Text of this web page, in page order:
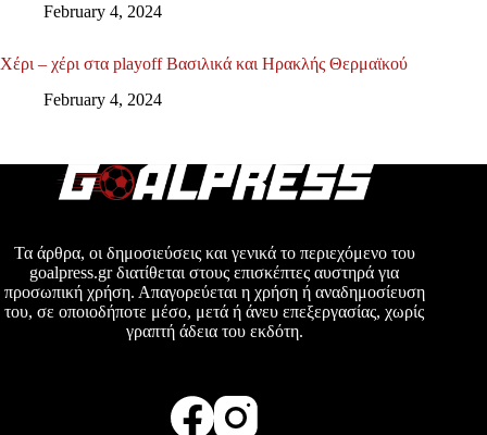
February 4, 2024
Χέρι – χέρι στα playoff Βασιλικά και Ηρακλής Θερμαϊκού
February 4, 2024
Τα άρθρα, οι δημοσιεύσεις και γενικά το περιεχόμενο του
goalpress.gr διατίθεται στους επισκέπτες αυστηρά για
προσωπική χρήση. Απαγορεύεται η χρήση ή αναδημοσίευση
του, σε οποιοδήποτε μέσο, μετά ή άνευ επεξεργασίας, χωρίς
γραπτή άδεια του εκδότη.